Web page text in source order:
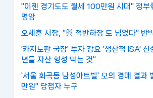
"이젠 경기도도 월세 100만원 시대" 정부
명암
오세훈 시장, "與 적반하장 도 넘었다" 반
'카지노판 국장' 투자 강요 '생산적 ISA' 신
년들 자산 형성 막는 것"
'서울 화곡동 남성아트빌' 모의 경매 결과
만원" 당첨자 누구